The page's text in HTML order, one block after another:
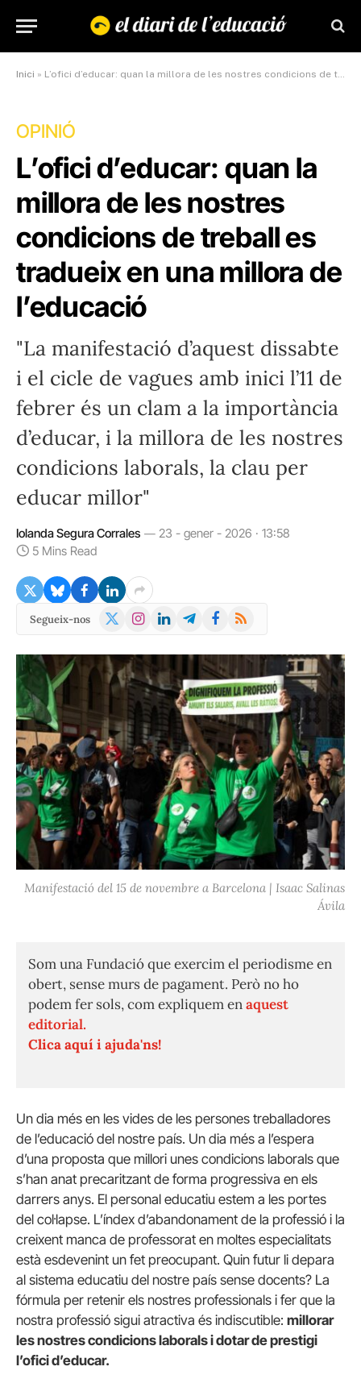
Inici » L’ofici d’educar: quan la millora de les nostres condicions de treball es tradueix en una millora de l’educació
OPINIÓ
L’ofici d’educar: quan la
millora de les nostres
condicions de treball es
tradueix en una millora de
l’educació
"La manifestació d’aquest dissabte
i el cicle de vagues amb inici l’11 de
febrer és un clam a la importància
d’educar, i la millora de les nostres
condicions laborals, la clau per
educar millor"
Iolanda Segura Corrales
23 - gener - 2026 · 13:58
5 Mins Read
Segueix-nos
X
Instagram
LinkedInTelegramFacebook
RSS
Manifestació del 15 de novembre a Barcelona | Isaac Salinas
Ávila
Som una Fundació que exercim el periodisme en
obert, sense murs de pagament. Però no ho
podem fer sols, com expliquem enaquest
editorial.
Clica aquí i ajuda'ns!
Un dia més en les vides de les persones treballadores
de l’educació del nostre país. Un dia més a l’espera
d’una proposta que millori unes condicions laborals que
s’han anat precaritzant de forma progressiva en els
darrers anys. El personal educatiu estem a les portes
del col·lapse. L’índex d’abandonament de la professió i la
creixent manca de professorat en moltes especialitats
està esdevenint un fet preocupant. Quin futur li depara
al sistema educatiu del nostre país sense docents? La
fórmula per retenir els nostres professionals i fer que la
nostra professió sigui atractiva és indiscutible: millorar
les nostres condicions laborals i dotar de prestigi
l’ofici d’educar.